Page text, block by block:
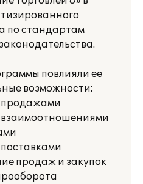
по стандартам
повлияли ее
возможности:
продажами
взаимоотношениями
продаж и закупок